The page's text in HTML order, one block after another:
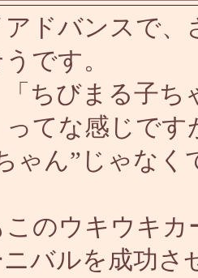
ドバンスで
です。
「ちびまる子
ってな感じで
ゃん”じゃな
このウキウキ
バルを成功